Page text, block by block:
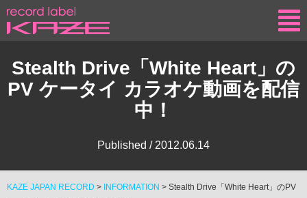
Stealth Drive「White Heart」の
PV ケータイ カラオケ動画を配信
中！
Published / 2012.06.14
KAZE JAPAN RECORD > INFORMATION > Stealth Drive「White Heart」のPV